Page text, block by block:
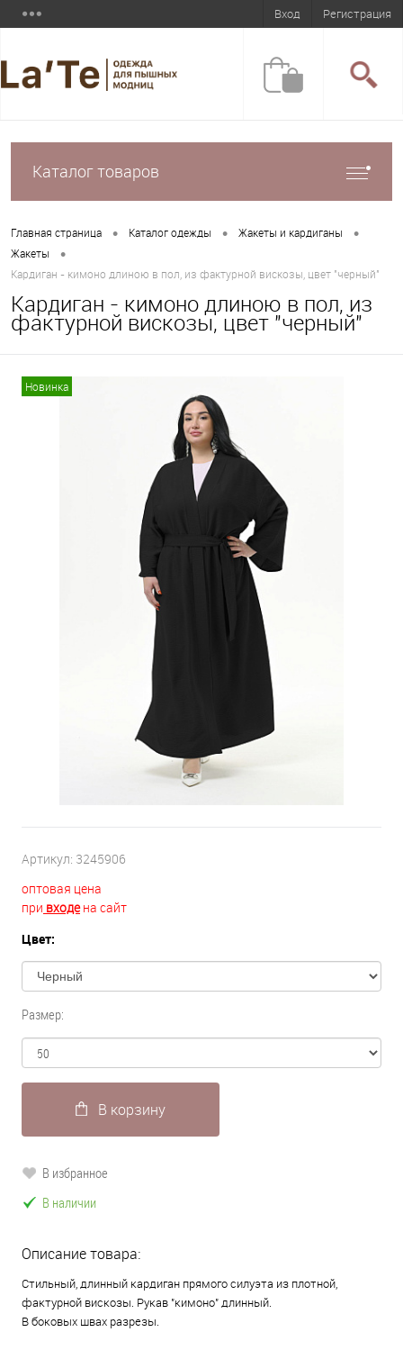
Вход Регистрация
Каталог товаров
Главная страница • Каталог одежды • Жакеты и кардиганы •
Жакеты •
Кардиган - кимоно длиною в пол, из фактурной вискозы, цвет "черный"
Кардиган - кимоно длиною в пол, из
фактурной вискозы, цвет "черный"
Новинка
Артикул: 3245906
оптовая цена
при входена сайт
Цвет:
Размер:
В корзину
В избранное
В наличии
Описание товара:
Стильный, длинный кардиган прямого силуэта из плотной,
фактурной вискозы. Рукав "кимоно" длинный.
В боковых швах разрезы.